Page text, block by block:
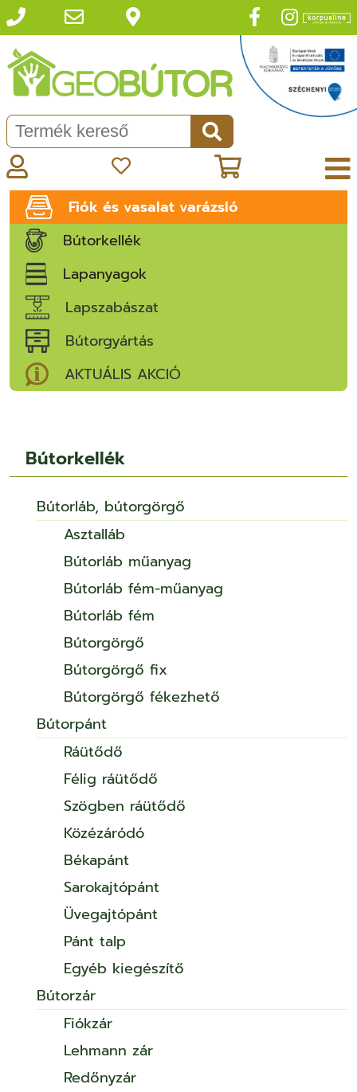
Fiók és vasalat varázsló
Bútorkellék
Lapanyagok
Lapszabászat
Bútorgyártás
AKTUÁLIS AKCIÓ
Bútorkellék
Bútorláb, bútorgörgő
Asztalláb
Bútorláb műanyag
Bútorláb fém-műanyag
Bútorláb fém
Bútorgörgő
Bútorgörgő fix
Bútorgörgő fékezhető
Bútorpánt
Ráütődő
Félig ráütődő
Szögben ráütődő
Közézáródó
Békapánt
Sarokajtópánt
Üvegajtópánt
Pánt talp
Egyéb kiegészítő
Bútorzár
Fiókzár
Lehmann zár
Redőnyzár